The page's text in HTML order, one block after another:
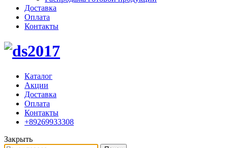
Доставка
Оплата
Контакты
Каталог
Акции
Доставка
Оплата
Контакты
+89269933308
Закрыть